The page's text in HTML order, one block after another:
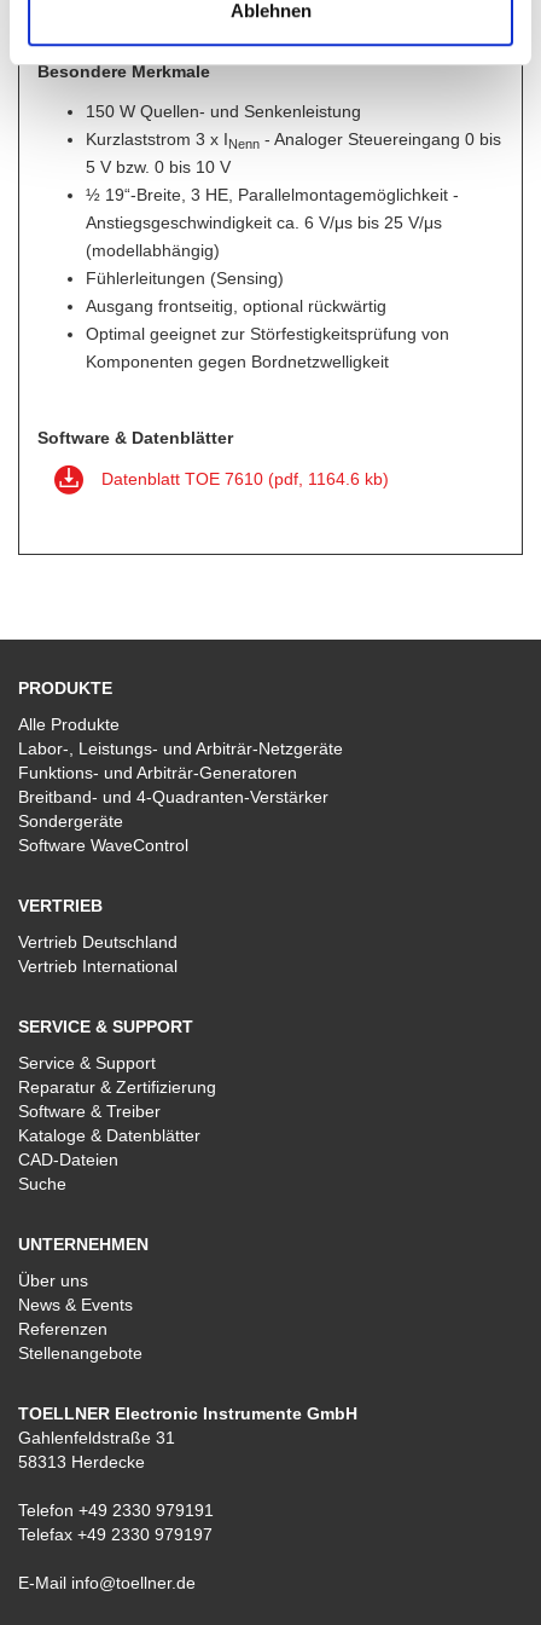
Ablehnen
Besondere Merkmale
150 W Quellen- und Senkenleistung
Kurzlaststrom 3 x INenn - Analoger Steuereingang 0 bis
5 V bzw. 0 bis 10 V
½ 19“-Breite, 3 HE, Parallelmontagemöglichkeit -
Anstiegsgeschwindigkeit ca. 6 V/μs bis 25 V/μs
(modellabhängig)
Fühlerleitungen (Sensing)
Ausgang frontseitig, optional rückwärtig
Optimal geeignet zur Störfestigkeitsprüfung von
Komponenten gegen Bordnetzwelligkeit
Software & Datenblätter
Datenblatt TOE 7610 (pdf, 1164.6 kb)
PRODUKTE
Alle Produkte
Labor-, Leistungs- und Arbiträr-Netzgeräte
Funktions- und Arbiträr-Generatoren
Breitband- und 4-Quadranten-Verstärker
Sondergeräte
Software WaveControl
VERTRIEB
Vertrieb Deutschland
Vertrieb International
SERVICE & SUPPORT
Service & Support
Reparatur & Zertifizierung
Software & Treiber
Kataloge & Datenblätter
CAD-Dateien
Suche
UNTERNEHMEN
Über uns
News & Events
Referenzen
Stellenangebote
TOELLNER Electronic Instrumente GmbH
Gahlenfeldstraße 31
58313 Herdecke
Telefon +49 2330 979191
Telefax +49 2330 979197
E-Mail info@toellner.de